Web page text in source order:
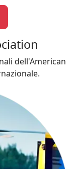
dell'American